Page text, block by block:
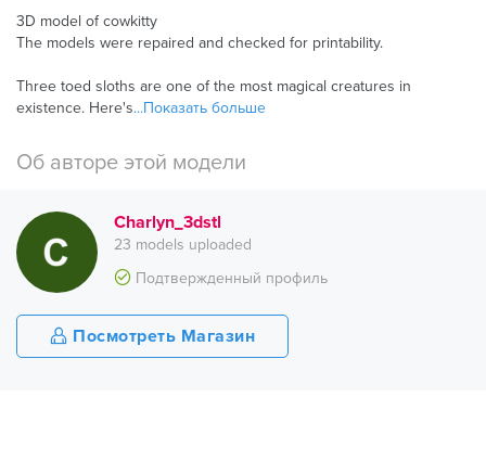
3D model of cowkitty
The models were repaired and checked for printability.
Three toed sloths are one of the most magical creatures in
existence. Here's...Показать больше
Об авторе этой модели
Charlyn_3dstl
23 models uploaded
Подтвержденный профиль
Посмотреть Магазин